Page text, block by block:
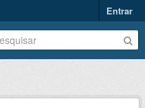
Entrar